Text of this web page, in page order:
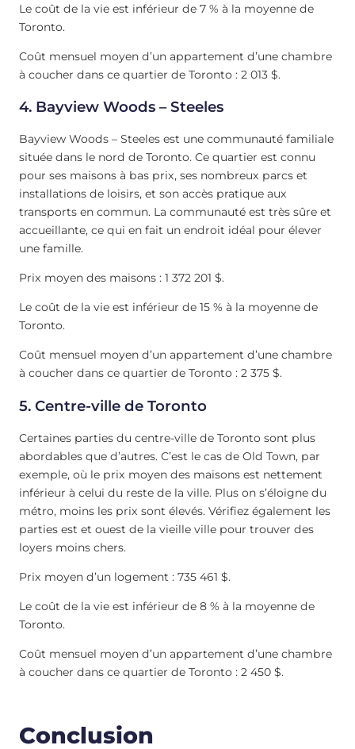
Le coût de la vie est inférieur de 7 % à la moyenne de
Toronto.
Coût mensuel moyen d’un appartement d’une chambre
à coucher dans ce quartier de Toronto : 2 013 $.
4. Bayview Woods – Steeles
Bayview Woods – Steeles est une communauté familiale
située dans le nord de Toronto. Ce quartier est connu
pour ses maisons à bas prix, ses nombreux parcs et
installations de loisirs, et son accès pratique aux
transports en commun. La communauté est très sûre et
accueillante, ce qui en fait un endroit idéal pour élever
une famille.
Prix moyen des maisons : 1 372 201 $.
Le coût de la vie est inférieur de 15 % à la moyenne de
Toronto.
Coût mensuel moyen d’un appartement d’une chambre
à coucher dans ce quartier de Toronto : 2 375 $.
5. Centre-ville de Toronto
Certaines parties du centre-ville de Toronto sont plus
abordables que d’autres. C’est le cas de Old Town, par
exemple, où le prix moyen des maisons est nettement
inférieur à celui du reste de la ville. Plus on s’éloigne du
métro, moins les prix sont élevés. Vérifiez également les
parties est et ouest de la vieille ville pour trouver des
loyers moins chers.
Prix moyen d’un logement : 735 461 $.
Le coût de la vie est inférieur de 8 % à la moyenne de
Toronto.
Coût mensuel moyen d’un appartement d’une chambre
à coucher dans ce quartier de Toronto : 2 450 $.
Conclusion